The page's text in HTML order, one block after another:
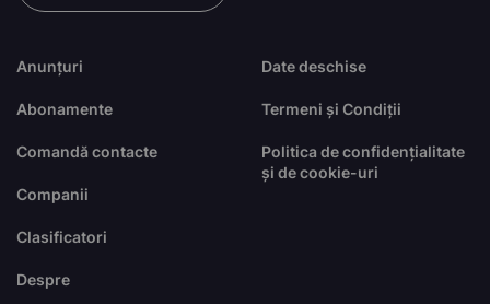
Anunțuri
Abonamente
Comandă contacte
Companii
Clasificatori
Despre
Date deschise
Termeni și Condiții
Politica de confidențialitate
și de cookie-uri